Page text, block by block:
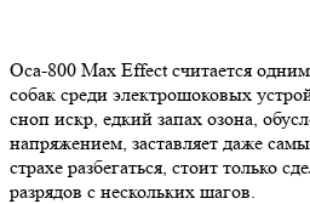
Оса-800 Max Effect считается
собак среди электрошоковых
сноп искр, едкий запах озона,
напряжением, заставляет даже
страхе разбегаться, стоит только
разрядов с нескольких шагов.